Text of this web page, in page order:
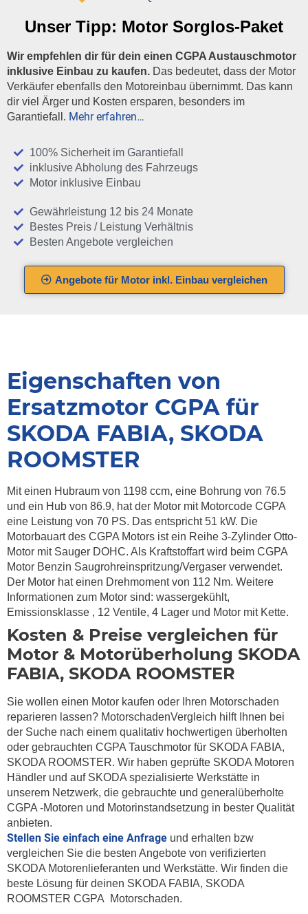
Unser Tipp: Motor Sorglos-Paket
Wir empfehlen dir für dein einen CGPA Austauschmotor
inklusive Einbau zu kaufen. Das bedeutet, dass der Motor
Verkäufer ebenfalls den Motoreinbau übernimmt. Das kann
dir viel Ärger und Kosten ersparen, besonders im
Garantiefall. Mehr erfahren…
100% Sicherheit im Garantiefall
inklusive Abholung des Fahrzeugs
Motor inklusive Einbau
Gewährleistung 12 bis 24 Monate
Bestes Preis / Leistung Verhältnis
Besten Angebote vergleichen
Angebote für Motor inkl. Einbau vergleichen
Eigenschaften von
Ersatzmotor CGPA für
SKODA FABIA, SKODA
ROOMSTER
Mit einen Hubraum von 1198 ccm, eine Bohrung von 76.5
und ein Hub von 86.9, hat der Motor mit Motorcode CGPA
eine Leistung von 70 PS. Das entspricht 51 kW. Die
Motorbauart des CGPA Motors ist ein Reihe 3-Zylinder Otto-
Motor mit Sauger DOHC. Als Kraftstoffart wird beim CGPA
Motor Benzin Saugrohreinspritzung/Vergaser verwendet.
Der Motor hat einen Drehmoment von 112 Nm. Weitere
Informationen zum Motor sind: wassergekühlt,
Emissionsklasse , 12 Ventile, 4 Lager und Motor mit Kette.
Kosten & Preise vergleichen für
Motor & Motorüberholung SKODA
FABIA, SKODA ROOMSTER
Sie wollen einen Motor kaufen oder Ihren Motorschaden
reparieren lassen? MotorschadenVergleich hilft Ihnen bei
der Suche nach einem qualitativ hochwertigen überholten
oder gebrauchten CGPA Tauschmotor für SKODA FABIA,
SKODA ROOMSTER. Wir haben geprüfte SKODA Motoren
Händler und auf SKODA spezialisierte Werkstätte in
unserem Netzwerk, die gebrauchte und generalüberholte
CGPA -Motoren und Motorinstandsetzung in bester Qualität
anbieten.
Stellen Sie einfach eine Anfrage und erhalten bzw
vergleichen Sie die besten Angebote von verifizierten
SKODA Motorenlieferanten und Werkstätte. Wir finden die
beste Lösung für deinen SKODA FABIA, SKODA
ROOMSTER CGPA Motorschaden.